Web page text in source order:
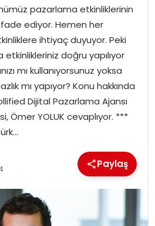
pazarlama etkinliklerinin
ifade ediyor. Hemen her
ihtiyaç duyuyor. Peki
doğru yapılıyor
mı kullanıyorsunuz yoksa
mı yapıyor? Konu hakkında
Dijital Pazarlama Ajansı
Ömer YOLUK cevaplıyor. ***
Paylaş